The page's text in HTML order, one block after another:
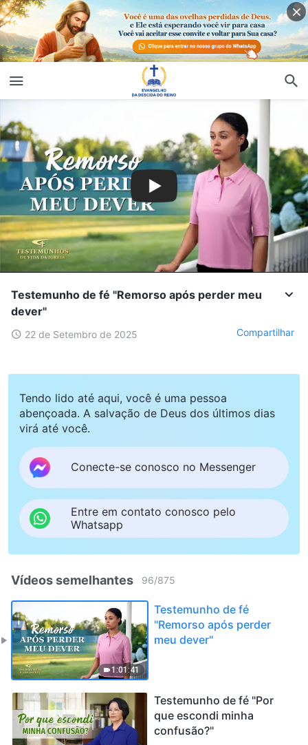
Testemunho de fé "Remorso após perder meu
dever"
22 de Setembro de 2025 Compartilhar
Tendo lido até aqui, você é uma pessoa
abençoada. A salvação de Deus dos últimos dias
virá até você.
Conecte-se conosco no Messenger
Entre em contato conosco pelo
Whatsapp
Vídeos semelhantes 96/875
1:01:41
Testemunho de fé
"Remorso após perder
meu dever"
Testemunho de fé "Por
que escondi minha
confusão?"